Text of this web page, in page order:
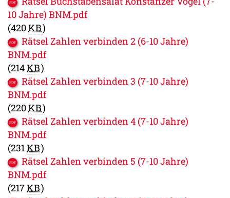
10 Jahre) BNM.pdf
(420KB)
Rätsel Zahlen verbinden 2 (6-10 Jahre)
BNM.pdf
(214KB)
Rätsel Zahlen verbinden 3 (7-10 Jahre)
BNM.pdf
(220KB)
Rätsel Zahlen verbinden 4 (7-10 Jahre)
BNM.pdf
(231KB)
Rätsel Zahlen verbinden 5 (7-10 Jahre)
BNM.pdf
(217KB)